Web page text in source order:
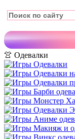
👚 Одевалки